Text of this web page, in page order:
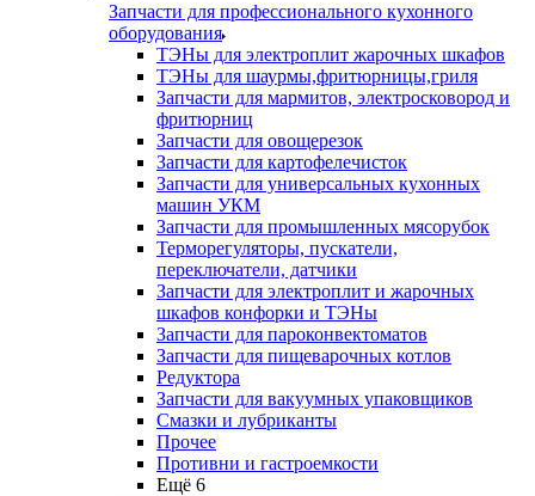
Запчасти для профессионального кухонного
оборудования
ТЭНы для электроплит жарочных шкафов
ТЭНы для шаурмы,фритюрницы,гриля
Запчасти для мармитов, электросковород и
фритюрниц
Запчасти для овощерезок
Запчасти для картофелечисток
Запчасти для универсальных кухонных
машин УКМ
Запчасти для промышленных мясорубок
Терморегуляторы, пускатели,
переключатели, датчики
Запчасти для электроплит и жарочных
шкафов конфорки и ТЭНы
Запчасти для пароконвектоматов
Запчасти для пищеварочных котлов
Редуктора
Запчасти для вакуумных упаковщиков
Смазки и лубриканты
Прочее
Противни и гастроемкости
Ещё 6